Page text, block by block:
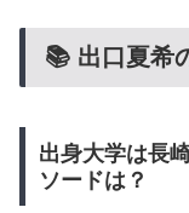
📚 出口夏希
出身大学は長
ソードは？